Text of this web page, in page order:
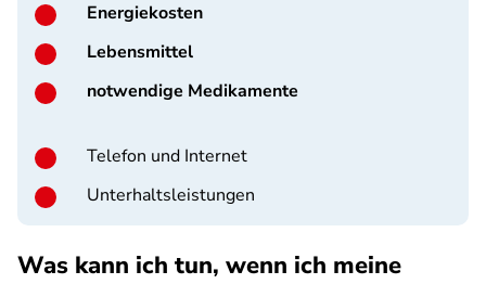
Energiekosten
Lebensmittel
notwendige Medikamente
Telefon und Internet
Unterhaltsleistungen
Was kann ich tun, wenn ich meine